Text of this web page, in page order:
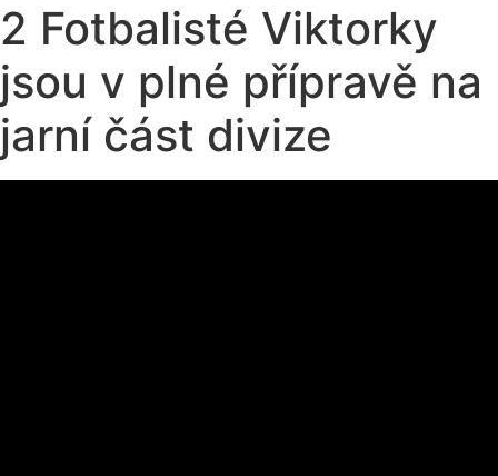
2 Fotbalisté Viktorky
jsou v plné přípravě na
jarní část divize